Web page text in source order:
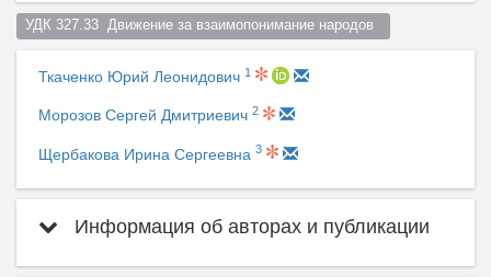
УДК 327.33  Движение за взаимопонимание народов
Ткаченко Юрий Леонидович 1
Морозов Сергей Дмитриевич 2
Щербакова Ирина Сергеевна 3
Информация об авторах и публикации